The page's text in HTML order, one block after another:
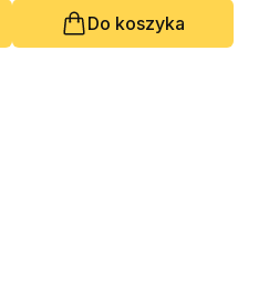
Do koszyka